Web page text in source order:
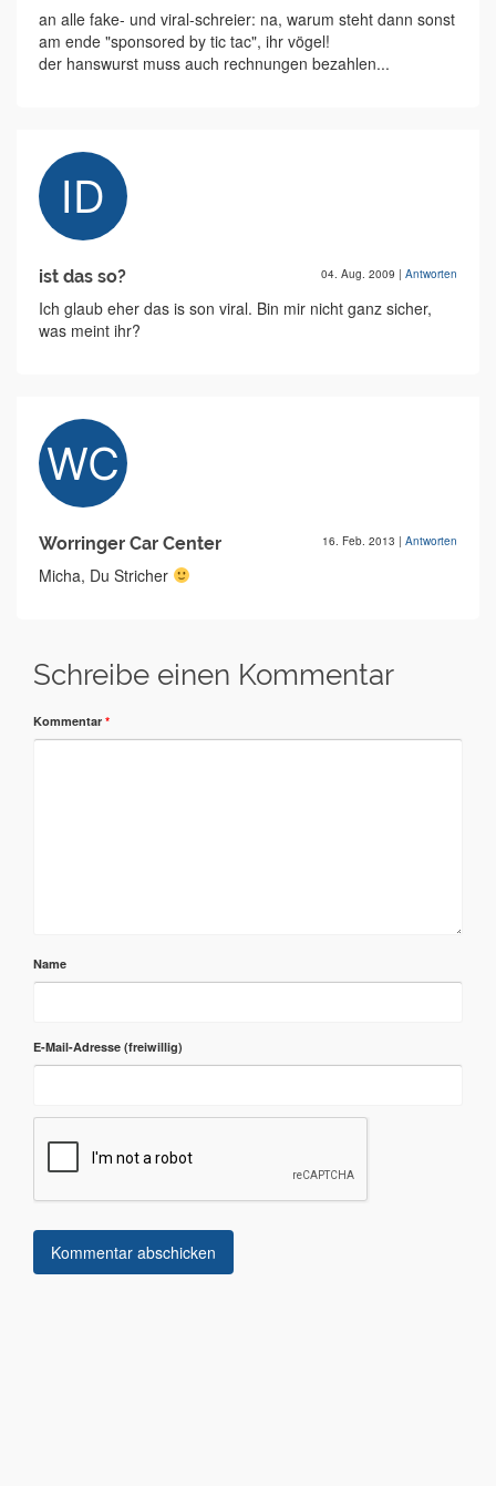
an alle fake- und viral-schreier: na, warum steht dann sonst
am ende "sponsored by tic tac", ihr vögel!
der hanswurst muss auch rechnungen bezahlen...
ist das so? 04. Aug. 2009 | Antworten
Ich glaub eher das is son viral. Bin mir nicht ganz sicher,
was meint ihr?
Worringer Car Center 16. Feb. 2013 | Antworten
Micha, Du Stricher
Schreibe einen Kommentar
Kommentar *
Name
E-Mail-Adresse